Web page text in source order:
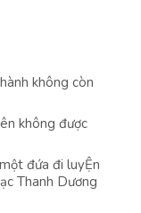
không còn
không được
đứa đi luyỆn
Thanh Dương